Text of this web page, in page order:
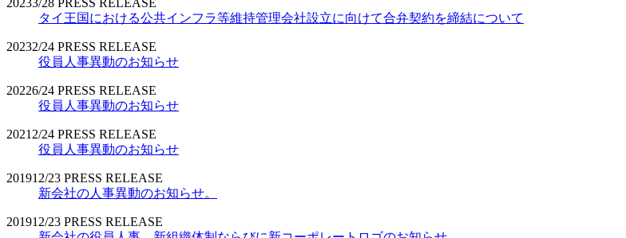
タイ王国における公共インフラ等維持管理会社設立に向けて合弁契約を締結について
20232/24 PRESS RELEASE
役員人事異動のお知らせ
20226/24 PRESS RELEASE
役員人事異動のお知らせ
2021 2/24 PRESS RELEASE
役員人事異動のお知らせ
201912/23 PRESS RELEASE
新会社の人事異動のお知らせ。
201912/23 PRESS RELEASE